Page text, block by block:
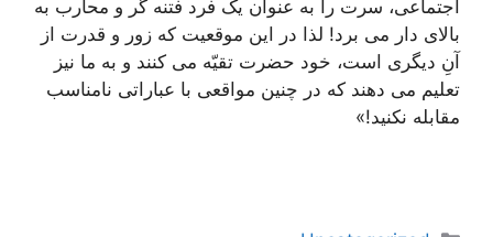
اجتماعی، سرت را به عنوان یک فرد فتنه گر و محارب به
بالای دار می برد! لذا در این موقعیت که زور و قدرت از
آنِ دیگری است، خود حضرت تقیّه می کنند و به ما نیز
تعلیم می دهند که در چنین مواقعی با عباراتی نامناسب
مقابله نکنید!»